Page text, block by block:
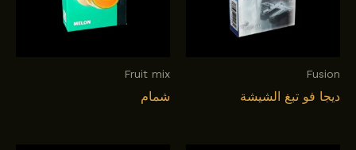
Fusion
ديجا فو تبغ الشيشة
Fruit mix
شمام